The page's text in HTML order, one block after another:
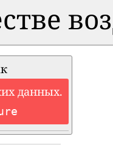
данных.